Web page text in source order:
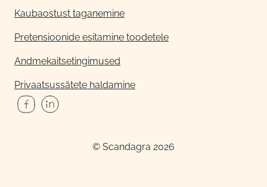
Kaubaostust taganemine
Pretensioonide esitamine toodetele
Andmekaitsetingimused
Privaatsussätete haldamine
© Scandagra 2026